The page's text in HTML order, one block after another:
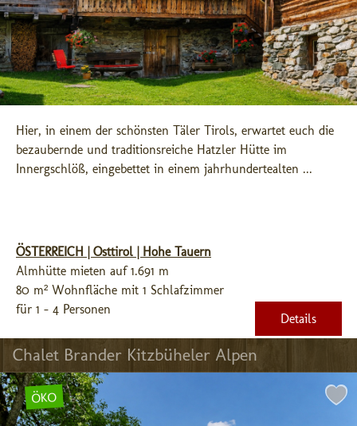
Hier, in einem der schönsten Täler Tirols, erwartet euch die
bezaubernde und traditionsreiche Hatzler Hütte im
Innergschlöß, eingebettet in einem jahrhundertealten ...
ÖSTERREICH | Osttirol | Hohe Tauern
Almhütte mieten auf 1.691 m
80 m² Wohnfläche mit 1 Schlafzimmer
für 1 - 4 Personen
Details
Chalet Brander Kitzbüheler Alpen
ÖKO